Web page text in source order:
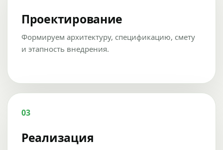
Проектирование
Формируем архитектуру, спецификацию, смету
и этапность внедрения.
03
Реализация